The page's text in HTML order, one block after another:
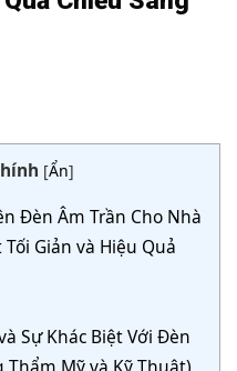
[Ẩn]
Đèn Âm Trần Cho Nhà
Giản và Hiệu Quả
Sự Khác Biệt Với Đèn